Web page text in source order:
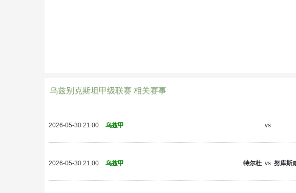
乌兹别克斯坦甲级联赛 相关赛事
2026-05-30 21:00 乌兹甲 vs
2026-05-30 21:00 乌兹甲 特尔杜 vs 努库斯